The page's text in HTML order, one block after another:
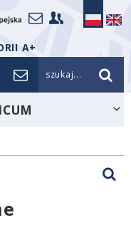
A+
szukaj...